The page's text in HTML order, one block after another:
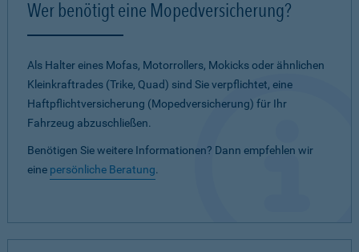
Wer benötigt eine Mopedversicherung?
Als Halter eines Mofas, Motorrollers, Mokicks oder ähnlichen
Kleinkraftrades (Trike, Quad) sind Sie verpflichtet, eine
Haftpflichtversicherung (Mopedversicherung) für Ihr
Fahrzeug abzuschließen.
Benötigen Sie weitere Informationen? Dann empfehlen wir
eine persönliche Beratung.